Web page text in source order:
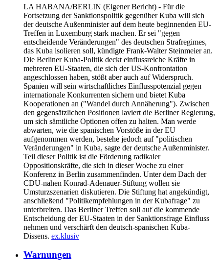
LA HABANA/BERLIN (Eigener Bericht) - Für die
Fortsetzung der Sanktionspolitik gegenüber Kuba will sich
der deutsche Außenminister auf dem heute beginnenden EU-
Treffen in Luxemburg stark machen. Er sei "gegen
entscheidende Veränderungen" des deutschen Strafregimes,
das Kuba isolieren soll, kündigte Frank-Walter Steinmeier an.
Die Berliner Kuba-Politik deckt einflussreiche Kräfte in
mehreren EU-Staaten, die sich der US-Konfrontation
angeschlossen haben, stößt aber auch auf Widerspruch.
Spanien will sein wirtschaftliches Einflusspotenzial gegen
internationale Konkurrenten sichern und bietet Kuba
Kooperationen an ("Wandel durch Annäherung"). Zwischen
den gegensätzlichen Positionen laviert die Berliner Regierung,
um sich sämtliche Optionen offen zu halten. Man werde
abwarten, wie die spanischen Vorstöße in der EU
aufgenommen werden, bestehe jedoch auf "politischen
Veränderungen" in Kuba, sagte der deutsche Außenminister.
Teil dieser Politik ist die Förderung radikaler
Oppositionskräfte, die sich in dieser Woche zu einer
Konferenz in Berlin zusammenfinden. Unter dem Dach der
CDU-nahen Konrad-Adenauer-Stiftung wollen sie
Umsturzszenarien diskutieren. Die Stiftung hat angekündigt,
anschließend "Politikempfehlungen in der Kubafrage" zu
unterbreiten. Das Berliner Treffen soll auf die kommende
Entscheidung der EU-Staaten in der Sanktionsfrage Einfluss
nehmen und verschärft den deutsch-spanischen Kuba-
Dissens. ex.klusiv
Warnungen